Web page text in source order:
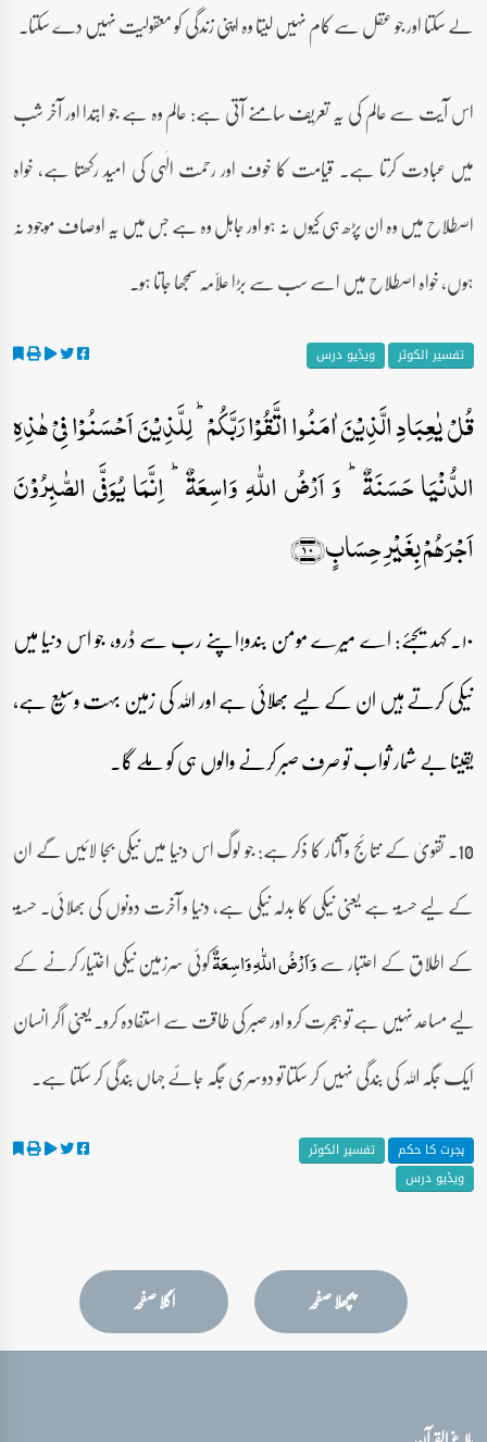
لے سکتا اور جو عقل سے کام نہیں لیتا وہ اپنی زندگی کو معقولیت نہیں دے سکتا۔
اس آیت سے عالم کی یہ تعریف سامنے آتی ہے: عالم وہ ہے جو ابتدا اور آخر شب
میں عبادت کرتا ہے۔ قیامت کا خوف اور رحمت الٰہی کی امید رکھتا ہے، خواہ
اصطلاح میں وہ ان پڑھ ہی کیوں نہ ہو اور جاہل وہ ہے جس میں یہ اوصاف موجود نہ
ہوں، خواہ اصطلاح میں اسے سب سے بڑا علاّمہ سمجھا جاتا ہو۔
تفسیر الکوثر ویڈیو درس
قُلۡ یٰعِبَادِ الَّذِیۡنَ اٰمَنُوا اتَّقُوۡا رَبَّکُمۡ ؕ لِلَّذِیۡنَ اَحۡسَنُوۡا فِیۡ ہٰذِہِ
الدُّنۡیَا حَسَنَۃٌ ؕ وَ اَرۡضُ اللّٰہِ وَاسِعَۃٌ ؕ اِنَّمَا یُوَفَّی الصّٰبِرُوۡنَ
اَجۡرَہُمۡ بِغَیۡرِ حِسَابٍ﴿۱۰﴾
۱۰۔ کہدیجئے: اے میرے مومن بندو!اپنے رب سے ڈرو، جو اس دنیا میں
نیکی کرتے ہیں ان کے لیے بھلائی ہے اور اللہ کی زمین بہت وسیع ہے،
یقینا بے شمار ثواب تو صرف صبر کرنے والوں ہی کو ملے گا۔
10۔ تقویٰ کے نتائج و آثار کا ذکر ہے: جو لوگ اس دنیا میں نیکی بجا لائیں گے ان
کے لیے حسنۃ ہے یعنی نیکی کا بدلہ نیکی ہے، دنیا و آخرت دونوں کی بھلائی۔ حسنۃ
کے اطلاق کے اعتبار سےوَ اَرۡضُ اللّٰہِ وَاسِعَۃٌکوئی سرزمین نیکی اختیار کرنے کے
لیے مساعد نہیں ہے تو ہجرت کرو اور صبر کی طاقت سے استفادہ کرو۔ یعنی اگر انسان
ایک جگہ اللہ کی بندگی نہیں کر سکتا تو دوسری جگہ جائے جہاں بندگی کر سکتا ہے۔
ہجرت کا حکم
تفسیر الکوثر
ویڈیو درس
پچھلا صفحہ اگلا صفحہ